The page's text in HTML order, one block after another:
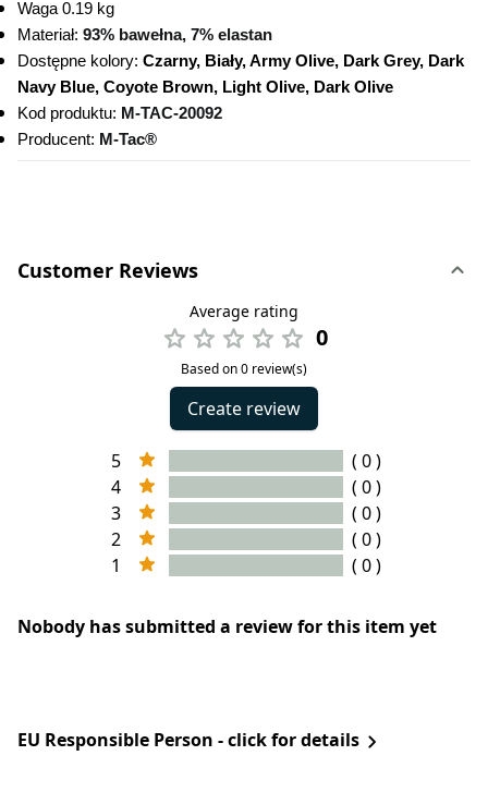
Waga 0.19 kg
Materiał: 93% bawełna, 7% elastan
Dostępne kolory: Czarny, Biały, Army Olive, Dark Grey, Dark
Navy Blue, Coyote Brown, Light Olive, Dark Olive
Kod produktu: M-TAC-20092
Producent: M-Tac®
Customer Reviews
Average rating
0
Based on 0 review(s)
Create review
5
( 0 )
4
( 0 )
3
( 0 )
2
( 0 )
1
( 0 )
Nobody has submitted a review for this item yet
EU Responsible Person - click for details